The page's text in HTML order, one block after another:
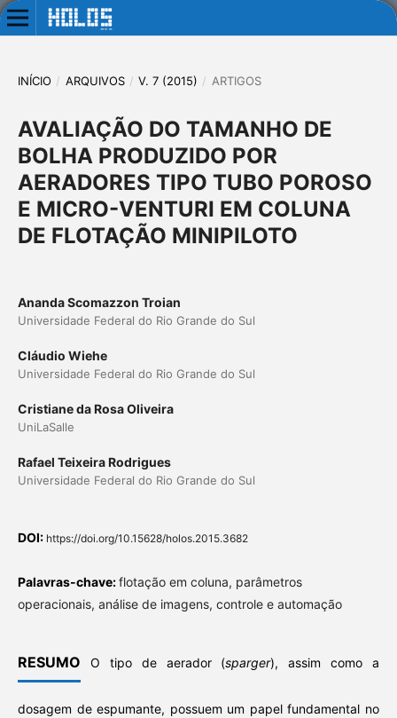
INÍCIO / ARQUIVOS / V. 7 (2015) / ARTIGOS
AVALIAÇÃO DO TAMANHO DE
BOLHA PRODUZIDO POR
AERADORES TIPO TUBO POROSO
E MICRO-VENTURI EM COLUNA
DE FLOTAÇÃO MINIPILOTO
Ananda Scomazzon Troian
Universidade Federal do Rio Grande do Sul
Cláudio Wiehe
Universidade Federal do Rio Grande do Sul
Cristiane da Rosa Oliveira
UniLaSalle
Rafael Teixeira Rodrigues
Universidade Federal do Rio Grande do Sul
DOI: https://doi.org/10.15628/holos.2015.3682
Palavras-chave:flotação em coluna, parâmetros
operacionais, análise de imagens, controle e automação
RESUMO O tipo de aerador (sparger), assim como a
dosagem de espumante, possuem um papel fundamental no